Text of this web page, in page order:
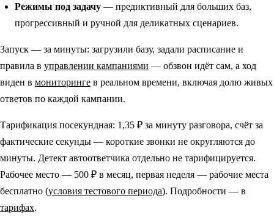
Режимы под задачу — предиктивный для больших баз,
прогрессивный и ручной для деликатных сценариев.
Запуск — за минуты: загрузили базу, задали расписание и
правила в управлении кампаниями — обзвон идёт сам, а ход
виден в мониторинге в реальном времени, включая долю живых
ответов по каждой кампании.
Тарификация посекундная: 1,35 ₽ за минуту разговора, счёт за
фактические секунды — короткие звонки не округляются до
минуты. Детект автоответчика отдельно не тарифицируется.
Рабочее место — 500 ₽ в месяц, первая неделя — рабочие места
бесплатно (условия тестового периода). Подробности — в
тарифах.